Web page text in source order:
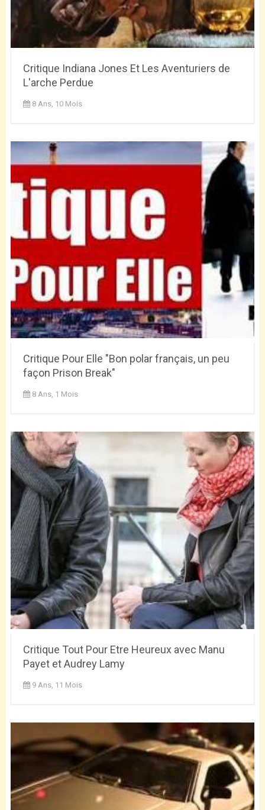
Critique Indiana Jones Et Les Aventuriers de
L'arche Perdue
8 Ans, 10 Mois
Critique Pour Elle "Bon polar français, un peu
façon Prison Break"
8 Ans, 1 Mois
Critique Tout Pour Etre Heureux avec Manu
Payet et Audrey Lamy
9 Ans, 11 Mois